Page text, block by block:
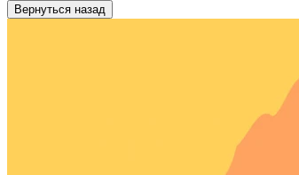
Вернуться назад